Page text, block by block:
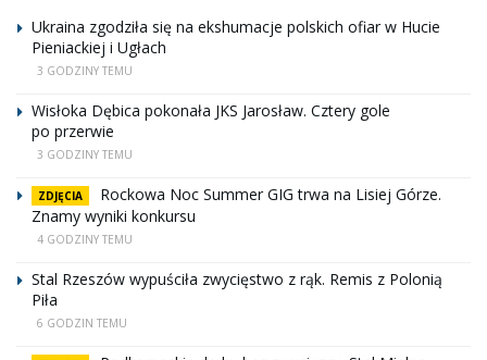
Ukraina zgodziła się na ekshumacje polskich ofiar w Hucie
Pieniackiej i Ugłach
3 GODZINY TEMU
Wisłoka Dębica pokonała JKS Jarosław. Cztery gole
po przerwie
3 GODZINY TEMU
ZDJĘCIA
Rockowa Noc Summer GIG trwa na Lisiej Górze.
Znamy wyniki konkursu
4 GODZINY TEMU
Stal Rzeszów wypuściła zwycięstwo z rąk. Remis z Polonią
Piła
6 GODZIN TEMU